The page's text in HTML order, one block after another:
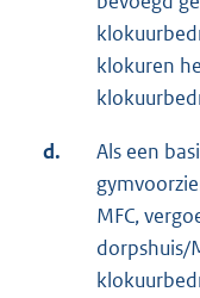
klokuren
d.
Als een
MFC,
dorpshuis/